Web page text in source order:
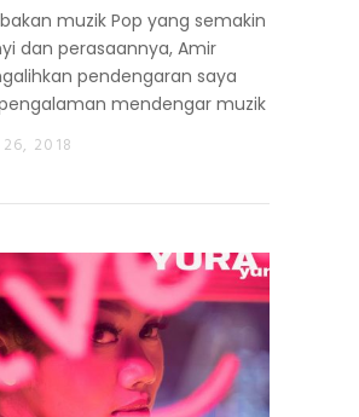
muzik Pop yang semakin
dan perasaannya, Amir
pendengaran saya
mendengar muzik
26, 2018